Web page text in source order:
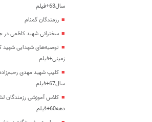
سال63+فیلم
رزمندگان گمنام
سخنرانی شهید کاظمی در جمع
توصیه‌های شهدایی شهید
زمینی+فیلم
کلیپ شهید مهدی
سال67+فیلم
دهه60+فیلم